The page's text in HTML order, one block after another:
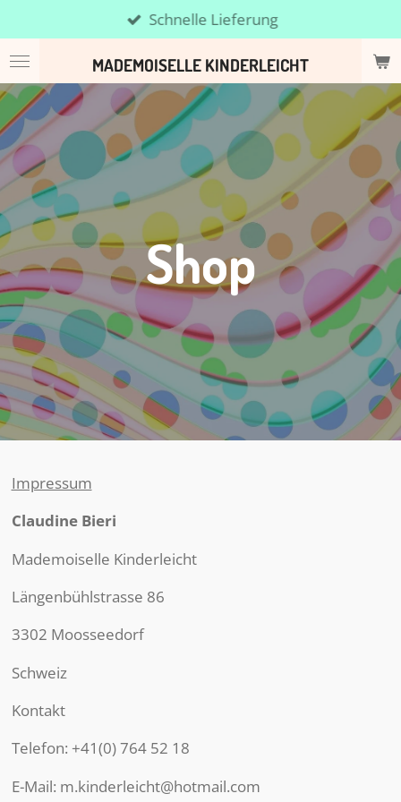
Hauptinhalt
springen
MADEMOISELLE KINDERLEICHT
Schnelle Lieferung
Shop
Impressum
Claudine Bieri
Mademoiselle Kinderleicht
Längenbühlstrasse 86
3302 Moosseedorf
Schweiz
Kontakt
Telefon: +41(0) 764 52 18
E-Mail: m.kinderleicht@hotmail.com